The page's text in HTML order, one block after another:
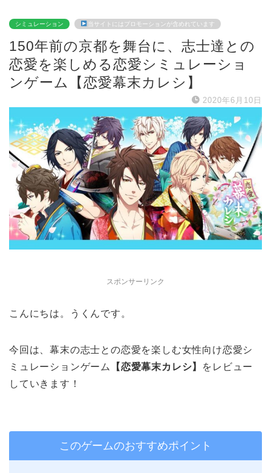
シミュレーション 当サイトにはプロモーションが含めれています
150年前の京都を舞台に、志士達との
恋愛を楽しめる恋愛シミュレーショ
ンゲーム【恋愛幕末カレシ】
2020年6月10日
スポンサーリンク
こんにちは。うくんです。
今回は、幕末の志士との恋愛を楽しむ女性向け恋愛シ
ミュレーションゲーム
【恋愛幕末カレシ】
をレビュー
していきます！
このゲームのおすすめポイント